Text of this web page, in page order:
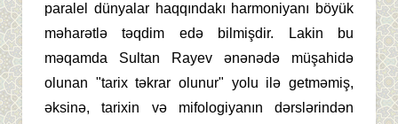
paralel dünyalar haqqındakı harmoniyanı böyük
məharətlə təqdim edə bilmişdir. Lakin bu
məqamda Sultan Rayev ənənədə müşahidə
olunan "tarix təkrar olunur" yolu ilə getməmiş,
əksinə, tarixin və mifologiyanın dərslərindən